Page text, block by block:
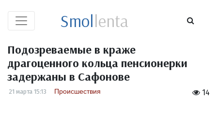
Smollenta
Подозреваемые в краже
драгоценного кольца пенсионерки
задержаны в Сафонове
14
21 марта 15:13 Происшествия